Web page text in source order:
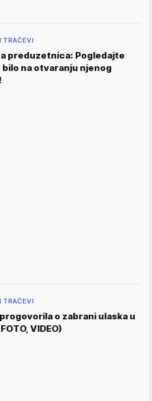
TRAČEVI
preduzetnica: Pogledajte
bilo na otvaranju njenog
TRAČEVI
o zabrani ulaska u
VIDEO)